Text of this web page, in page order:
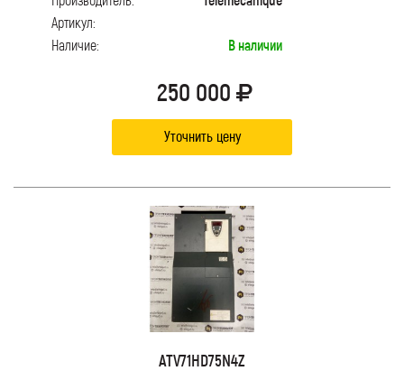
Артикул:
Наличие:
В наличии
250 000
Уточнить цену
ATV71HD75N4Z